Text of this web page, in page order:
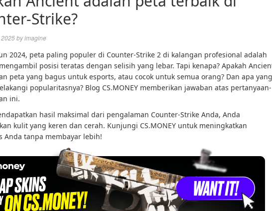
Strike?
byimagine
2024, peta paling populer di Counter-Strike 2 di kalangan profesional adalah
posisi teratas dengan selisih yang lebar. Tapi kenapa? Apakah
peta yang bagus untuk esports, atau cocok untuk semua orang? Dan apa yang
popularitasnya? Blog CS.MONEY memberikan jawaban atas pertanyaan-
ini.
hasil maksimal dari pengalaman Counter-Strike Anda, Anda
kulit yang keren dan cerah. Kunjungi CS.MONEY untuk meningkatkan
Anda tanpa membayar lebih!